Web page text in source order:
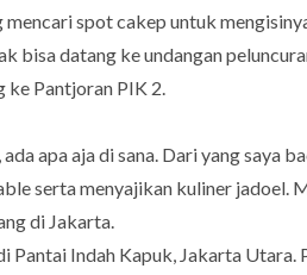
mencari spot cakep untuk
bisa datang ke undangan
ke Pantjoran PIK 2.
ada apa aja di sana. Dari yang saya
serta menyajikan kuliner jadoel.
di Jakarta.
Pantai Indah Kapuk, Jakarta Utara.